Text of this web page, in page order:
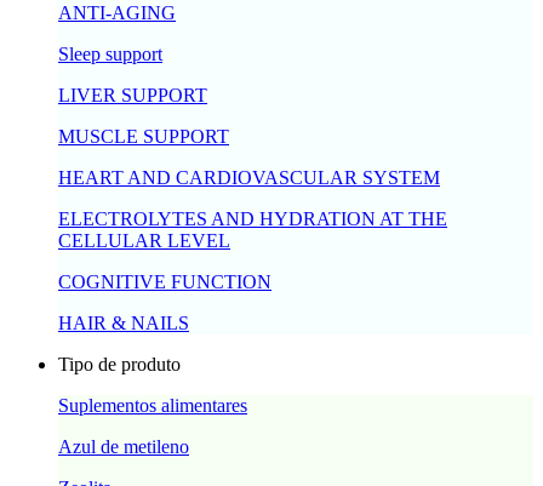
ANTI-AGING
Sleep support
LIVER SUPPORT
MUSCLE SUPPORT
HEART AND CARDIOVASCULAR SYSTEM
ELECTROLYTES AND HYDRATION AT THE
CELLULAR LEVEL
COGNITIVE FUNCTION
HAIR & NAILS
Tipo de produto
Suplementos alimentares
Azul de metileno